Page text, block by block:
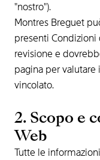
"nostro").
Montres Breguet
presenti Condizioni
revisione e
pagina per
vincolato.
2. Scopo e
Web
Tutte le